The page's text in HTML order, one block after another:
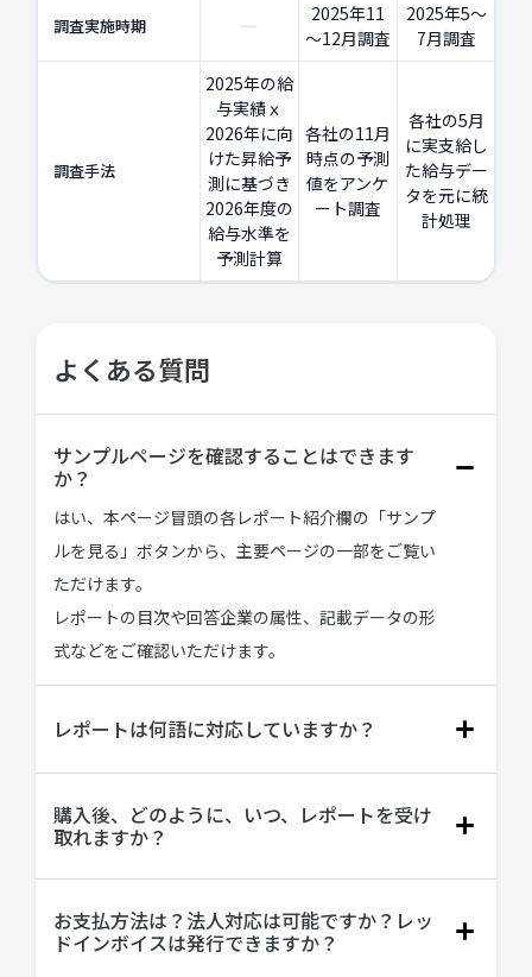
調査実施時期 ー
2025年11
～12月調査
2025年5～
7月調査
調査手法
2025年の給
与実績ｘ
2026年に向
けた昇給予
測に基づき
2026年度の
給与水準を
予測計算
各社の11月
時点の予測
値をアンケ
ート調査
各社の5月
に実支給し
た給与デー
タを元に統
計処理
よくある質問
サンプルページを確認することはできます
か？
はい、本ページ冒頭の各レポート紹介欄の「サンプ
ルを見る」ボタンから、主要ページの一部をご覧い
ただけます。
レポートの目次や回答企業の属性、記載データの形
式などをご確認いただけます。
レポートは何語に対応していますか？
購入後、どのように、いつ、レポートを受け
取れますか？
お支払方法は？法人対応は可能ですか？レッ
ドインボイスは発行できますか？